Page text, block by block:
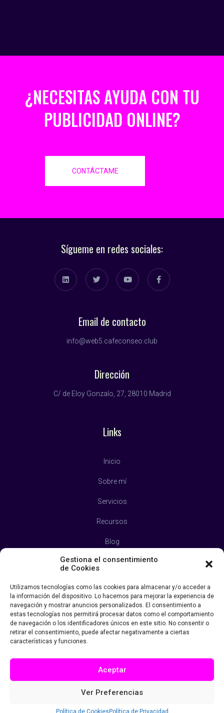
Gestiona el consentimiento
de Cookies
Utilizamos tecnologías como las cookies para almacenar y/o acceder a
la información del dispositivo. Lo hacemos para mejorar la experiencia de
navegación y mostrar anuncios personalizados. El consentimiento a
estas tecnologías nos permitirá procesar datos como el comportamiento
de navegación o los identificadores únicos en este sitio. No consentir o
retirar el consentimiento, puede afectar negativamente a ciertas
características y funciones.
Aceptar
Ver Preferencias
Política de Cookies Política de Privacidad
¿NECESITAS AYUDA CON TU
PUBLICIDAD ONLINE?
CONTÁCTAME
Sígueme en redes sociales:
Email de contacto
info@web5.cafeconseo.club
Dirección
C/ de Eloy Gonzalo, 27, 28010 Madrid
Links
Inicio
Sobre mí
Servicios
Recursos
Blog
Contacto
Aviso Legal
Política de Cookies
© 2023 Marketero. Todos los derechos reservados.